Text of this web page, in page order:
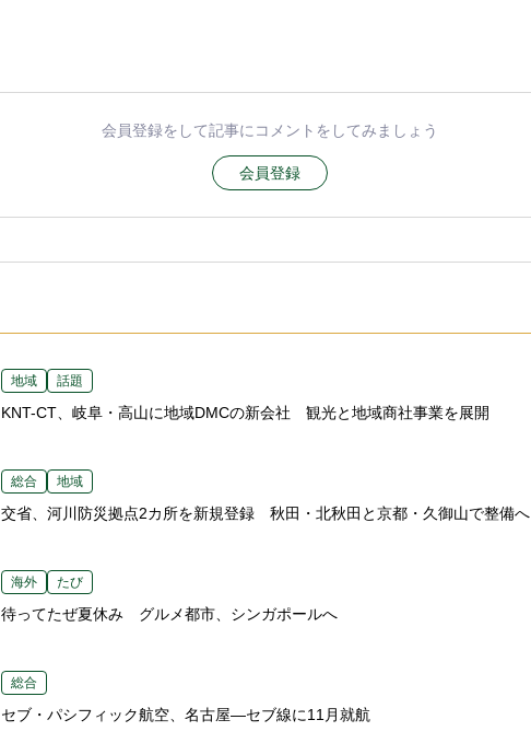
会員登録をして記事にコメントをしてみましょう
会員登録
地域 話題
KNT-CT、岐阜・高山に地域DMCの新会社 観光と地域商社事業を展開
総合 地域
交省、河川防災拠点2カ所を新規登録 秋田・北秋田と京都・久御山で整備へ
海外 たび
待ってたぜ夏休み グルメ都市、シンガポールへ
総合
セブ・パシフィック航空、名古屋―セブ線に11月就航